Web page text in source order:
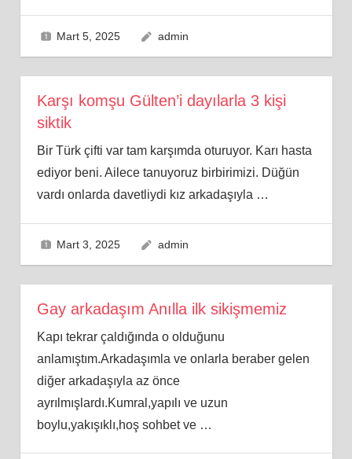
Mart 5, 2025 admin
Karşı komşu Gülten’i dayılarla 3 kişi
siktik
Bir Türk çifti var tam karşımda oturuyor. Karı hasta
ediyor beni. Ailece tanuyoruz birbirimizi. Düğün
vardı onlarda davetliydi kız arkadaşıyla …
Mart 3, 2025 admin
Gay arkadaşım Anılla ilk sikişmemiz
Kapı tekrar çaldığında o olduğunu
anlamıştım.Arkadaşımla ve onlarla beraber gelen
diğer arkadaşıyla az önce
ayrılmışlardı.Kumral,yapılı ve uzun
boylu,yakışıklı,hoş sohbet ve …